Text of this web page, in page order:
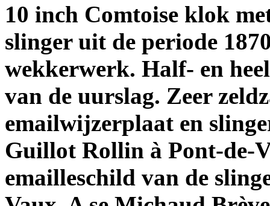
10 inch Comtoise klok
slinger uit de periode
wekkerwerk. Half- en
van de uurslag. Zeer
emailwijzerplaat en
Guillot Rollin à Pont-de-
emailleschild van de